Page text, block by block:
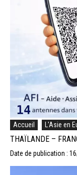
Accueil L'Asie en
THAÏLANDE –
Date de publication :